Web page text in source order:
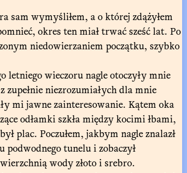
sam wymyśliłem, a o której zdążyłem
okres ten miał trwać sześć lat. Po
niedowierzaniem początku, szybko
letniego wieczoru nagle otoczyły mnie
zupełnie niezrozumiałych dla mnie
mi jawne zainteresowanie. Kątem oka
odłamki szkła między kocimi łbami,
plac. Poczułem, jakbym nagle znalazł
podwodnego tunelu i zobaczył
wody złoto i srebro.